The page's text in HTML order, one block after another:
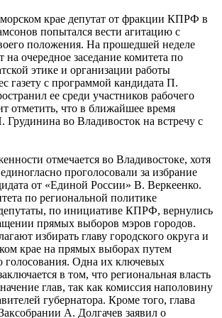
крае депутат от фракции КПРФ в
попытался вести агитацию с
положения. На прошедшей неделе
на очередное заседание комитета по
этике и организации работы
газету с программой кандидата П.
ее среди участников рабочего
отметить, что в ближайшее время
Грудинина во Владивосток на встречу с
отмечается во Владивостоке, хотя
проголосовали за избрание
от «Единой России» В. Веркеенко.
по региональной политике
по инициативе КПРФ, вернулись
прямых выборов мэров городов.
избирать главу городского округа и
крае на прямых выборах путем
голосования. Одна их ключевых
в том, что региональная власть
глав, так как комиссия наполовину
губернатора. Кроме того, глава
А. Долгачев заявил о